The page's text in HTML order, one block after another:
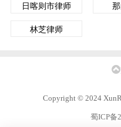
日喀则市律师
林芝律师
Copyright ©2024
蜀ICP备